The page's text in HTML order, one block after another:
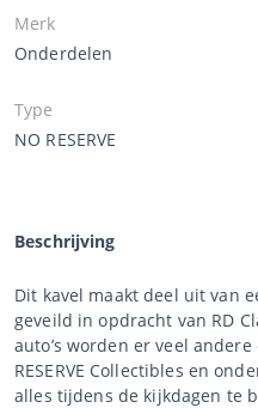
Merk
Onderdelen
Type
NO RESERVE
Beschrijving
Dit kavel maakt deel uit van
geveild in opdracht van RD
auto’s worden er veel
RESERVE Collectibles en
alles tijdens de kijkdagen te